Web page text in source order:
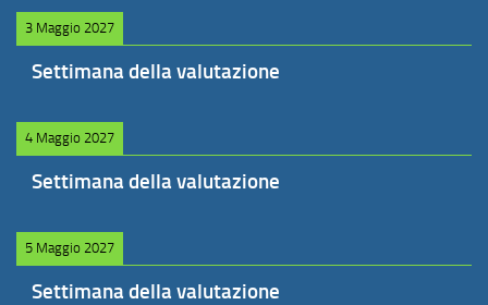
3 Maggio 2027
Settimana della valutazione
4 Maggio 2027
Settimana della valutazione
5 Maggio 2027
Settimana della valutazione